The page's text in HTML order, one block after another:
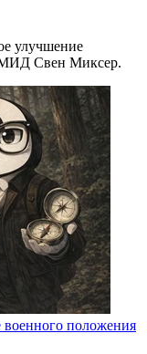
улучшение
МИД Свен Миксер.
положения